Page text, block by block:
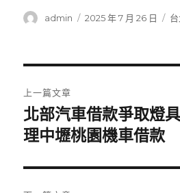
作
admin
發
2025 年 7 月 26 日
分
章
導
覽
上一篇文章
上
一
文
章:
北部汽車借款爭取燈
理中壢桃園機車借款